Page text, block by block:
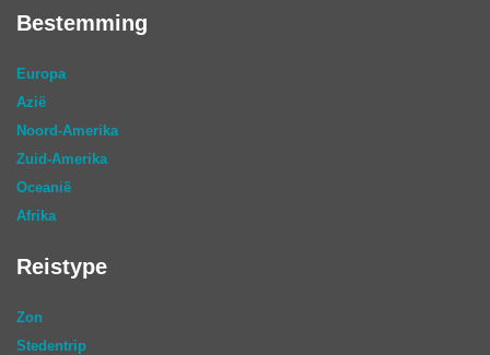
Bestemming
Europa
Azië
Noord-Amerika
Zuid-Amerika
Oceanië
Afrika
Reistype
Zon
Stedentrip